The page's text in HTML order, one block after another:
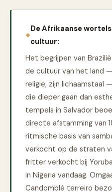
De Afrikaanse wortels
cultuur:
Het begrijpen van
de cultuur van het land —
religie, zijn lichaamstaal
die dieper gaan dan
tempels in Salvador
directe afstamming van
ritmische basis van
verkocht op de straten
fritter verkocht bij
in Nigeria vandaag.
Candomblé terreiro